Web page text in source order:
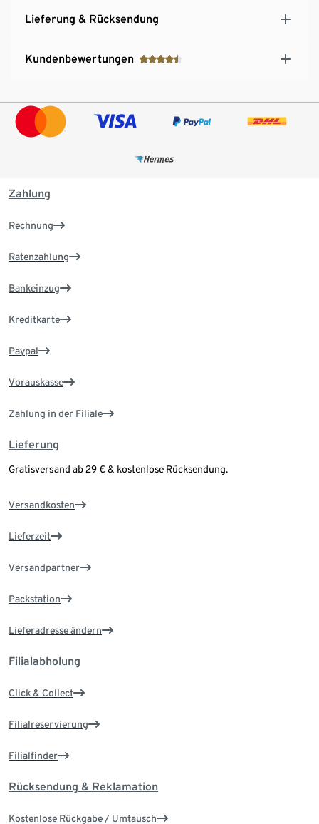
Lieferung & Rücksendung
Kundenbewertungen
Zahlung
Rechnung
Ratenzahlung
Bankeinzug
Kreditkarte
Paypal
Vorauskasse
Zahlung in der Filiale
Lieferung
Gratisversand ab 29 € & kostenlose Rücksendung.
Versandkosten
Lieferzeit
Versandpartner
Packstation
Lieferadresse ändern
Filialabholung
Click & Collect
Filialreservierung
Filialfinder
Rücksendung & Reklamation
Kostenlose Rückgabe / Umtausch